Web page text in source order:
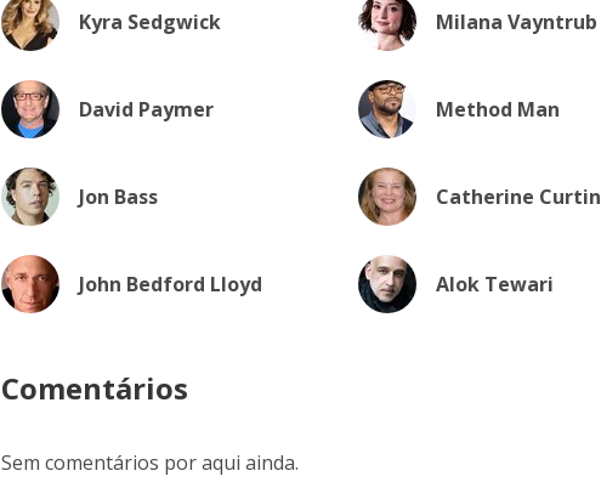
Kyra Sedgwick Milana Vayntrub
David Paymer Method Man
Jon Bass Catherine Curtin
John Bedford Lloyd Alok Tewari
Comentários
Sem comentários por aqui ainda.